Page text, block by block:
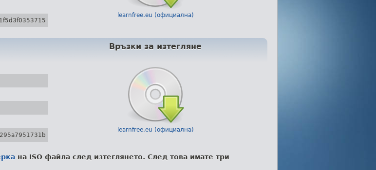
learnfree.eu (официална)
Връзки за изтегляне
learnfree.eu (официална)
на ISO файла след изтеглянето. След това имате три